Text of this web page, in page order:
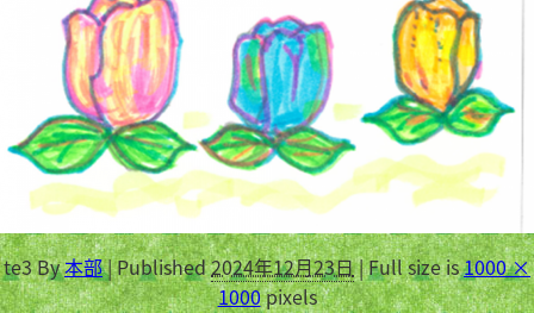
te3By本部|Published2024年12月23日|Full size is1000 ×
1000pixels